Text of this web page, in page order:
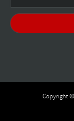
Copyright ©